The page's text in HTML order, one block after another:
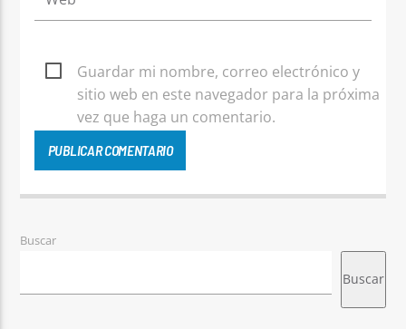
Guardar mi nombre, correo electrónico y
sitio web en este navegador para la próxima
vez que haga un comentario.
Buscar
Buscar